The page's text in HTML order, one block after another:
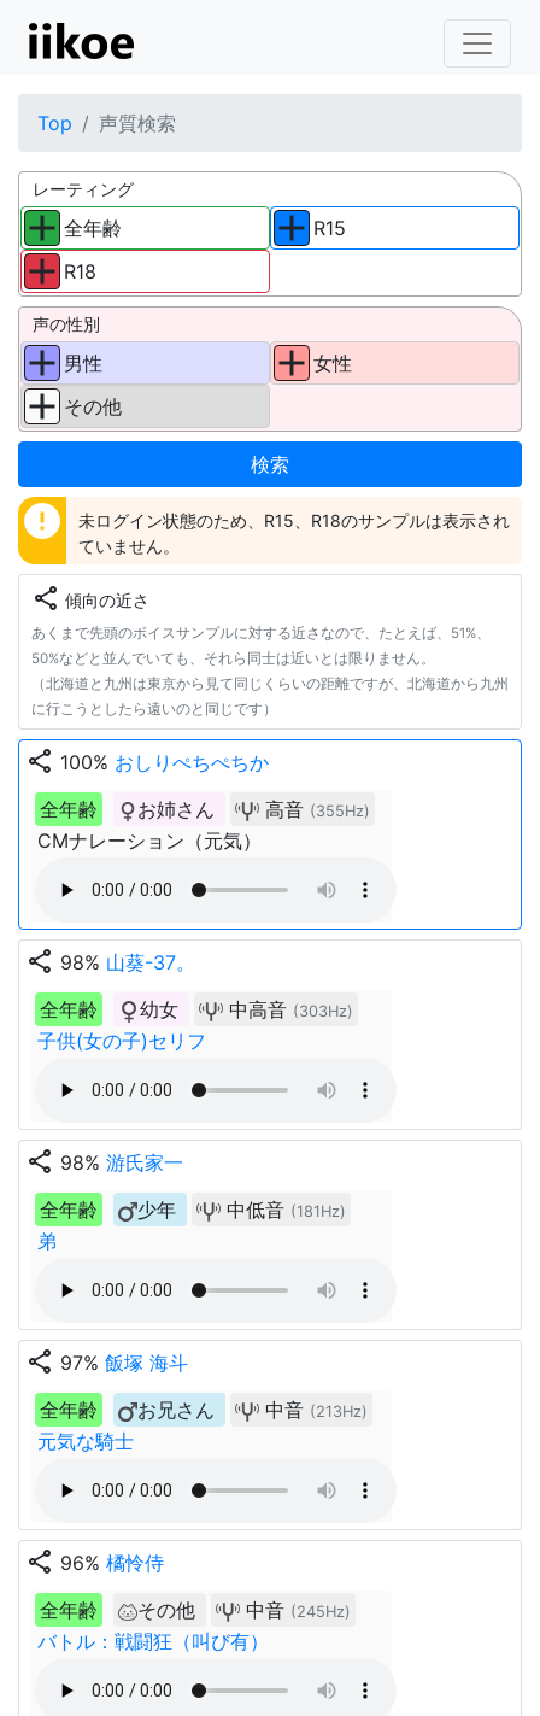
Top 声質検索
レーティング
全年齢
R18
R15
声の性別
男性
その他
女性
error
未ログイン状態のため、R15、R18のサンプルは表示され
ていません。
share 傾向の近さ
あくまで先頭のボイスサンプルに対する近さなので、たとえば、51%、
50%などと並んでいても、それら同士は近いとは限りません。
（北海道と九州は東京から見て同じくらいの距離ですが、北海道から九州
に行こうとしたら遠いのと同じです）
share 100% おしりぺちぺちか
全年齢
お姉さん 高音 (355Hz)
CMナレーション（元気）
share 98% 山葵-37。
全年齢
幼女 中高音 (303Hz)
子供(女の子)セリフ
share 98% 游氏家一
全年齢
少年 中低音 (181Hz)
弟
share 97% 飯塚 海斗
全年齢
お兄さん 中音 (213Hz)
元気な騎士
share 96% 橘怜侍
全年齢
その他 中音 (245Hz)
バトル：戦闘狂（叫び有）